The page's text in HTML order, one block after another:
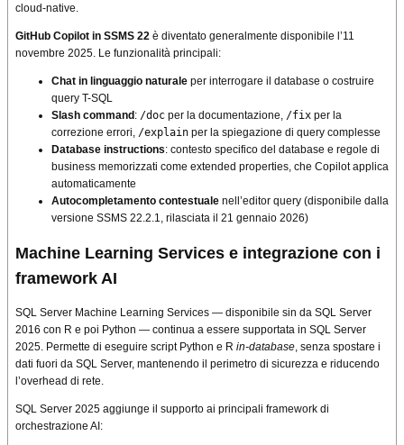
cloud-native.
GitHub Copilot in SSMS 22 è diventato generalmente disponibile l’11
novembre 2025. Le funzionalità principali:
Chat in linguaggio naturale per interrogare il database o costruire
query T-SQL
Slash command : /doc per la documentazione, /fix per la
correzione errori, /explain per la spiegazione di query complesse
Database instructions: contesto specifico del database e regole di
business memorizzati come extended properties, che Copilot applica
automaticamente
Autocompletamento contestuale nell’editor query (disponibile dalla
versione SSMS 22.2.1, rilasciata il 21 gennaio 2026)
Machine Learning Services e integrazione con i
framework AI
SQL Server Machine Learning Services — disponibile sin da SQL Server
2016 con R e poi Python — continua a essere supportata in SQL Server
2025. Permette di eseguire script Python e R in-database, senza spostare i
dati fuori da SQL Server, mantenendo il perimetro di sicurezza e riducendo
l’overhead di rete.
SQL Server 2025 aggiunge il supporto ai principali framework di
orchestrazione AI: